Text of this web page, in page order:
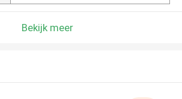
Bekijk meer